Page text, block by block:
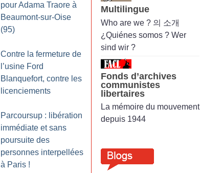
pour Adama Traore à
Beaumont-sur-Oise
(95)
Contre la fermeture de
l’usine Ford
Blanquefort, contre les
licenciements
Parcoursup : libération
immédiate et sans
poursuite des
personnes interpellées
à Paris !
Multilingue
Who are we ? 의 소개
¿Quiénes somos ? Wer
sind wir ?
Fonds d’archives
communistes
libertaires
La mémoire du mouvement
depuis 1944